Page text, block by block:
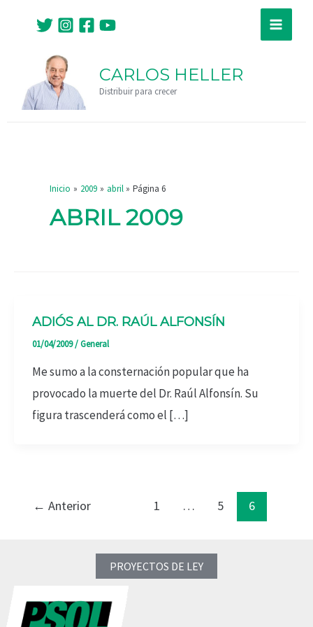
contenido
Main
CARLOS HELLER
Distribuir para crecer
Inicio 2009 abril Página 6
ABRIL 2009
ADIÓS AL DR. RAÚL ALFONSÍN
01/04/2009/General
Me sumo a la consternación popular que ha
provocado la muerte del Dr. Raúl Alfonsín. Su
figura trascenderá como el […]
entradas
← Anterior 1 … 5 6
PROYECTOS DE LEY